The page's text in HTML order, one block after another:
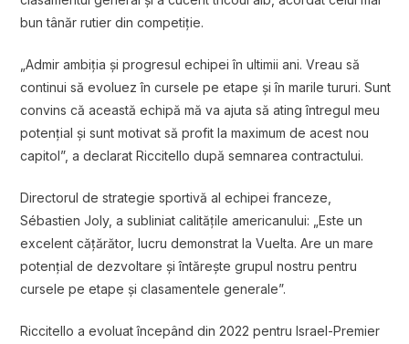
bun tânăr rutier din competiție.
„Admir ambiția și progresul echipei în ultimii ani. Vreau să
continui să evoluez în cursele pe etape și în marile tururi. Sunt
convins că această echipă mă va ajuta să ating întregul meu
potențial și sunt motivat să profit la maximum de acest nou
capitol”, a declarat Riccitello după semnarea contractului.
Directorul de strategie sportivă al echipei franceze,
Sébastien Joly, a subliniat calitățile americanului: „Este un
excelent cățărător, lucru demonstrat la Vuelta. Are un mare
potențial de dezvoltare și întărește grupul nostru pentru
cursele pe etape și clasamentele generale”.
Riccitello a evoluat începând din 2022 pentru Israel-Premier